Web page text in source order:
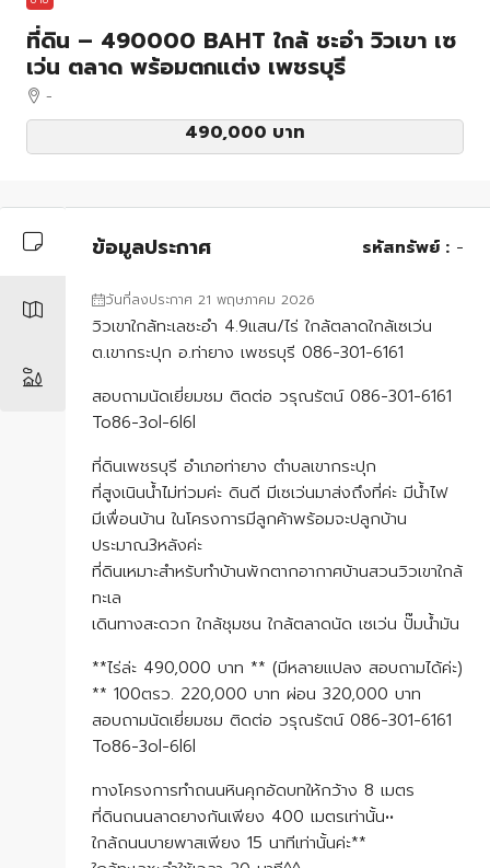
ที่ดิน – 490000 BAHT ใกล้ ชะอำ วิวเขา เซ
เว่น ตลาด พร้อมตกแต่ง เพชรบุรี
-
490,000 บาท
ข้อมูลประกาศ รหัสทรัพย์ : -
วันที่ลงประกาศ 21 พฤษภาคม 2026
วิวเขาใกล้ทะเลชะอำ 4.9แสน/ไร่ ใกล้ตลาดใกล้เซเว่น
ต.เขากระปุก อ.ท่ายาง เพชรบุรี 086-301-6161
สอบถามนัดเยี่ยมชม ติดต่อ วรุณรัตน์ 086-301-6161
To86-3ol-6l6l
ที่ดินเพชรบุรี อำเภอท่ายาง ตำบลเขากระปุก
ที่สูงเนินน้ำไม่ท่วมค่ะ ดินดี มีเซเว่นมาส่งถึงที่ค่ะ มีน้ำไฟ
มีเพื่อนบ้าน ในโครงการมีลูกค้าพร้อมจะปลูกบ้าน
ประมาณ3หลังค่ะ
ที่ดินเหมาะสำหรับทำบ้านพักตากอากาศบ้านสวนวิวเขาใกล้
ทะเล
เดินทางสะดวก ใกล้ชุมชน ใกล้ตลาดนัด เซเว่น ปั๊มน้ำมัน
**ไร่ล่ะ 490,000 บาท ** (มีหลายแปลง สอบถามได้ค่ะ)
** 100ตรว. 220,000 บาท ผ่อน 320,000 บาท
สอบถามนัดเยี่ยมชม ติดต่อ วรุณรัตน์ 086-301-6161
To86-3ol-6l6l
ทางโครงการทำถนนหินคุกอัดบทให้กว้าง 8 เมตร
ที่ดินถนนลาดยางกันเพียง 400 เมตรเท่านั้น••
ใกล้ถนนบายพาสเพียง 15 นาทีเท่านั้นค่ะ**